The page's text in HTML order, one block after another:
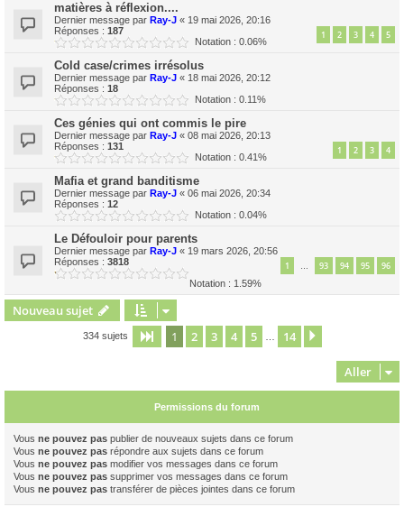
matières à réflexion....
Dernier message par Ray-J « 19 mai 2026, 20:16
Réponses : 187 1 2 3 4 5
Notation : 0.06%
Cold case/crimes irrésolus
Dernier message par Ray-J « 18 mai 2026, 20:12
Réponses : 18
Notation : 0.11%
Ces génies qui ont commis le pire
Dernier message par Ray-J « 08 mai 2026, 20:13
Réponses : 131 1 2 3 4
Notation : 0.41%
Mafia et grand banditisme
Dernier message par Ray-J « 06 mai 2026, 20:34
Réponses : 12
Notation : 0.04%
Le Défouloir pour parents
Dernier message par Ray-J « 19 mars 2026, 20:56
Réponses : 3818 1 … 93 94 95 96
Notation : 1.59%
Nouveau sujet
334 sujets Page 1sur14
1 2 3 4 5 14
Aller
Permissions du forum
Vous ne pouvez pas publier de nouveaux sujets dans ce forum
Vous ne pouvez pas répondre aux sujets dans ce forum
Vous ne pouvez pas modifier vos messages dans ce forum
Vous ne pouvez pas supprimer vos messages dans ce forum
Vous ne pouvez pas transférer de pièces jointes dans ce forum